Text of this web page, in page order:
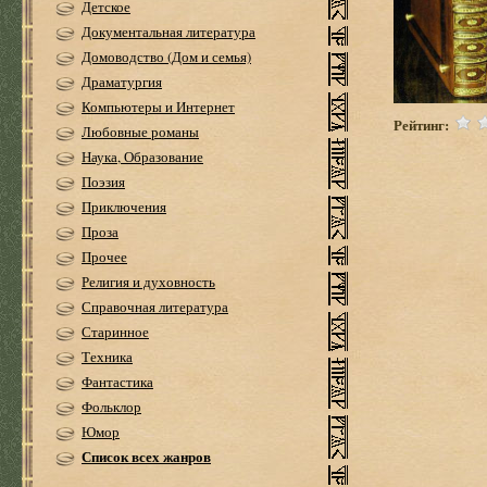
Детское
Документальная литература
Домоводство (Дом и семья)
Драматургия
Компьютеры и Интернет
Любовные романы
Наука, Образование
Поэзия
Приключения
Проза
Прочее
Религия и духовность
Справочная литература
Старинное
Техника
Фантастика
Фольклор
Юмор
Список всех жанров
Рейтинг: